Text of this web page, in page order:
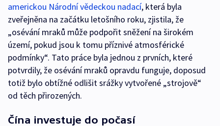
americkou Národní vědeckou nadací, která byla
zveřejněna na začátku letošního roku, zjistila, že
„osévání mraků může podpořit sněžení na širokém
území, pokud jsou k tomu příznivé atmosférické
podmínky“. Tato práce byla jednou z prvních, které
potvrdily, že osévání mraků opravdu funguje, doposud
totiž bylo obtížné odlišit srážky vytvořené „strojově“
od těch přirozených.
Čína investuje do počasí